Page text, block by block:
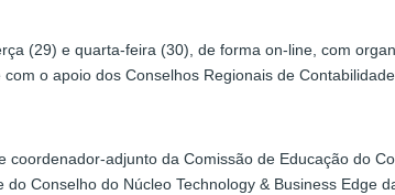
(29) e quarta-feira (30), de forma on-line, com
o apoio dos Conselhos Regionais de
adjunto da Comissão de Educação do
Conselho do Núcleo Technology & Business